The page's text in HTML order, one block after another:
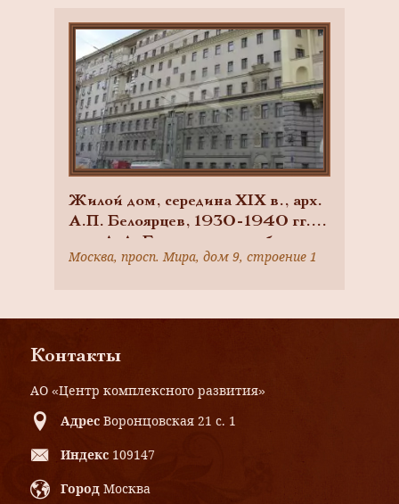
Жилой дом, середина XIX в., арх.
А.П. Белоярцев, 1930-1940 гг.,
арх. Д.Д. Булгаков, ансамбль
жилых домов
Москва, просп. Мира, дом 9, строение 1
Контакты
АО «Центр комплексного развития»
Адрес Воронцовская 21 с. 1
Индекс 109147
Город Москва